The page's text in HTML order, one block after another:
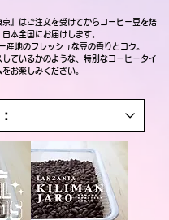
京』はご注文を受けてからコーヒー豆を焙
日本全国にお届けします。
産地のフレッシュな豆の香りとコク。
ているかのような、特別なコーヒータイ
をお楽しみください。